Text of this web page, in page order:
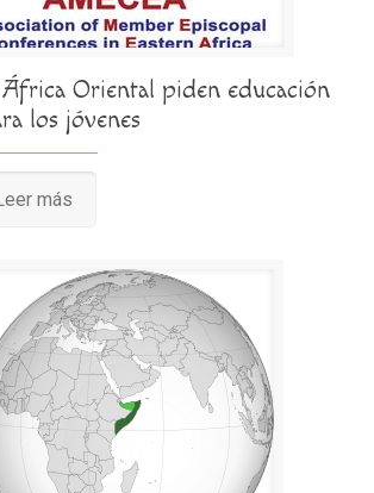
Oriental piden educación
los jóvenes
más